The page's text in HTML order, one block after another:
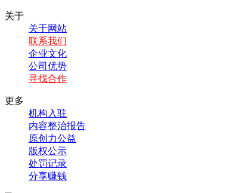
关于
关于网站
联系我们
企业文化
公司优势
寻找合作
更多
机构入驻
内容整治报告
原创力公益
版权公示
处罚记录
分享赚钱